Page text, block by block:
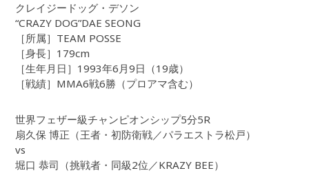
クレイジードッグ・デソン
“CRAZY DOG”DAE SEONG
［所属］TEAM POSSE
［身長］179cm
［生年月日］1993年6月9日（19歳）
［戦績］MMA6戦6勝（プロアマ含む）
世界フェザー級チャンピオンシップ5分5R
扇久保 博正（王者・初防衛戦／パラエストラ松戸）
vs
堀口 恭司（挑戦者・同級2位／KRAZY BEE）